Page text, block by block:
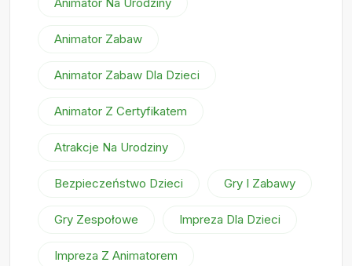
Animator Na Urodziny
Animator Zabaw
Animator Zabaw Dla Dzieci
Animator Z Certyfikatem
Atrakcje Na Urodziny
Bezpieczeństwo Dzieci Gry I Zabawy
Gry Zespołowe Impreza Dla Dzieci
Impreza Z Animatorem